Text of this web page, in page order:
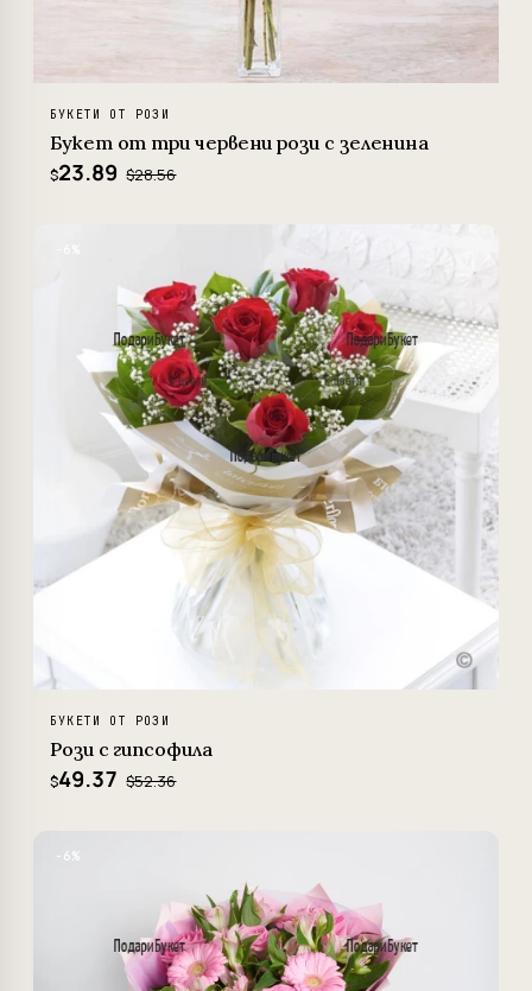
БУКЕТИ ОТ РОЗИ
Букет от три червени рози с зеленина
$23.89 $28.56
БУКЕТИ ОТ РОЗИ
Рози с гипсофила
$49.37 $52.36
−6%